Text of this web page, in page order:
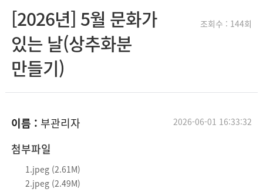
[2026년] 5월 문화가
있는 날(상추화분
만들기)
조회수 : 144회
이름 : 부관리자 2026-06-01 16:33:32
첨부파일
1.jpeg (2.61M)
2.jpeg (2.49M)